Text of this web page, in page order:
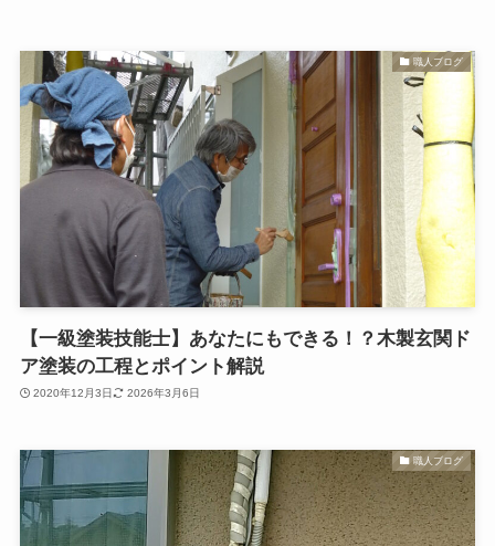
職人ブログ
【一級塗装技能士】あなたにもできる！？木製玄関ド
ア塗装の工程とポイント解説
2020年12月3日 2026年3月6日
職人ブログ